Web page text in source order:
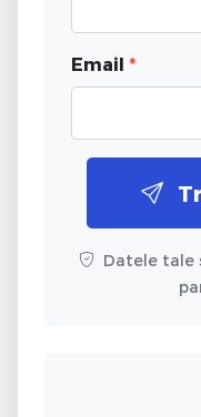
Email *
Datele tale